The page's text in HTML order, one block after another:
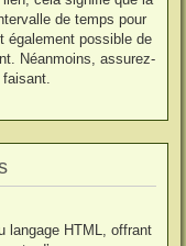
de temps pour
également possible de
Néanmoins, assurez-
langage HTML, offrant